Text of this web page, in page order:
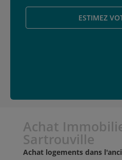
ESTIMEZ
Achat
Sartrouville
Achat logements dans